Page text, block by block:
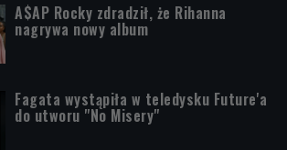
A$AP Rocky zdradził, że Rihanna
nagrywa nowy album
Fagata wystąpiła w teledysku Future'a
do utworu "No Misery"